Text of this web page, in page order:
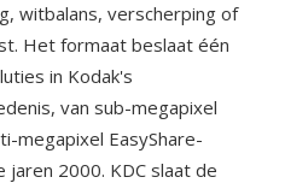
witbalans, verscherping of
Het formaat beslaat één
in Kodak's
van sub-megapixel
megapixel EasyShare-
jaren 2000. KDC slaat de